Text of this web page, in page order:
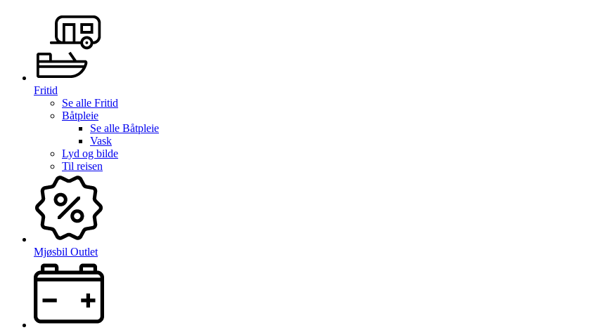
Fritid
Se alle Fritid
Båtpleie
Se alle Båtpleie
Vask
Lyd og bilde
Til reisen
Mjøsbil Outlet